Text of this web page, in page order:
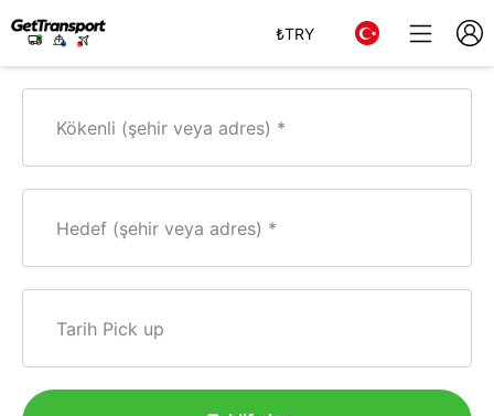
₺TRY
Kökenli (şehir veya adres)
Hedef (şehir veya adres)
Tarih Pick up